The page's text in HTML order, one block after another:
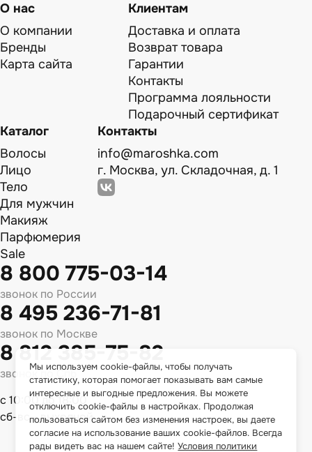
О нас
О компании
Бренды
Карта сайта
Клиентам
Доставка и оплата
Возврат товара
Гарантии
Контакты
Программа лояльности
Подарочный сертификат
Каталог
Волосы
Лицо
Тело
Для мужчин
Макияж
Парфюмерия
Sale
Контакты
info@maroshka.com
г. Москва, ул. Складочная, д. 1
8 800 775-03-14
звонок по России
8 495 236-71-81
звонок по Москве
8 812 385-75-82
звонок по Спб
с 10:00 до 18:00
сб-вс - выходной
Мы используем cookie-файлы, чтобы получать
статистику, которая помогает показывать вам самые
интересные и выгодные предложения. Вы можете
отключить cookie-файлы в настройках. Продолжая
пользоваться сайтом без изменения настроек, вы даете
согласие на использование ваших cookie-файлов. Всегда
рады видеть вас на нашем сайте!Условия политики